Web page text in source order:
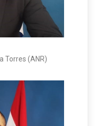
Torres (ANR)